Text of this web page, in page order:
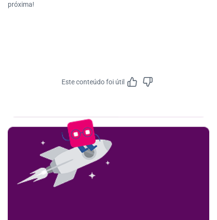
próxima!
Este conteúdo foi útil